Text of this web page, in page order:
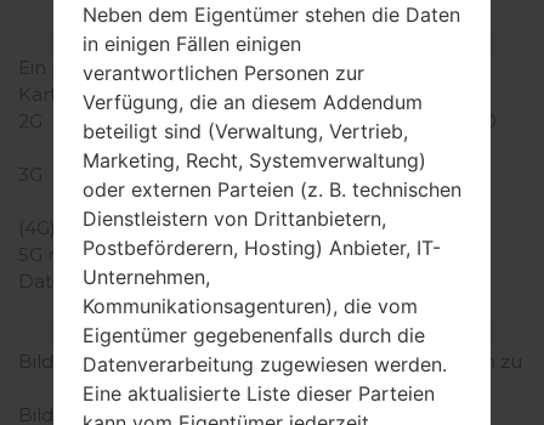
included
Netzwerk und Daten
Ein paar Plätze für SIM-
Karten
1 Mini-SIM
2G
GSM 850/900/1800/1900
MHz
3G
HSDPA 900/1900/2100
MHz
(4G) LTE
-
5G network
-
Daten
UMTS
Anzeige
Bildschirmgröße
3.8 in (~52.6% Bildschirm zu
Körper Verhältnis)
Bildschirmtyp
AMOLED
Neben dem Eigentümer stehen die Daten
in einigen Fällen einigen
verantwortlichen Personen zur
Verfügung, die an diesem Addendum
beteiligt sind (Verwaltung, Vertrieb,
Marketing, Recht, Systemverwaltung)
oder externen Parteien (z. B. technischen
Dienstleistern von Drittanbietern,
Postbeförderern, Hosting) Anbieter, IT-
Unternehmen,
Kommunikationsagenturen), die vom
Eigentümer gegebenenfalls durch die
Datenverarbeitung zugewiesen werden.
Eine aktualisierte Liste dieser Parteien